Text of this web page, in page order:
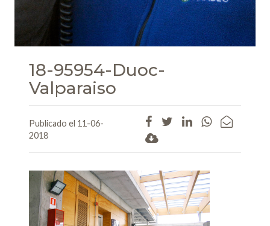
18-95954-Duoc-
Valparaiso
Publicado el 11-06-
2018